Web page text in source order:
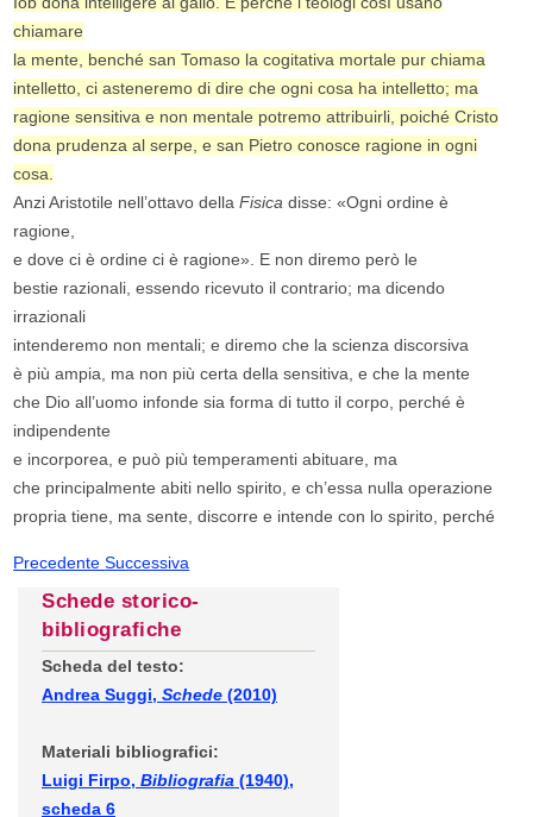
chiamare
la mente, benché san Tomaso la cogitativa mortale pur chiama
intelletto, ci asteneremo di dire che ogni cosa ha intelletto; ma
ragione sensitiva e non mentale potremo attribuirli, poiché Cristo
dona prudenza al serpe, e san Pietro conosce ragione in ogni
cosa.
Anzi Aristotile nell’ottavo dellaFisica disse: «Ogni ordine è
ragione,
e dove ci è ordine ci è ragione». E non diremo però le
bestie razionali, essendo ricevuto il contrario; ma dicendo
irrazionali
intenderemo non mentali; e diremo che la scienza discorsiva
è più ampia, ma non più certa della sensitiva, e che la mente
che Dio all’uomo infonde sia forma di tutto il corpo, perché è
indipendente
e incorporea, e può più temperamenti abituare, ma
che principalmente abiti nello spirito, e ch’essa nulla operazione
propria tiene, ma sente, discorre e intende con lo spirito, perché
PrecedenteSuccessiva
Schede storico-
bibliografiche
Scheda del testo:
Andrea Suggi, Schede (2010)
Materiali bibliografici:
Luigi Firpo, Bibliografia (1940),
scheda 6